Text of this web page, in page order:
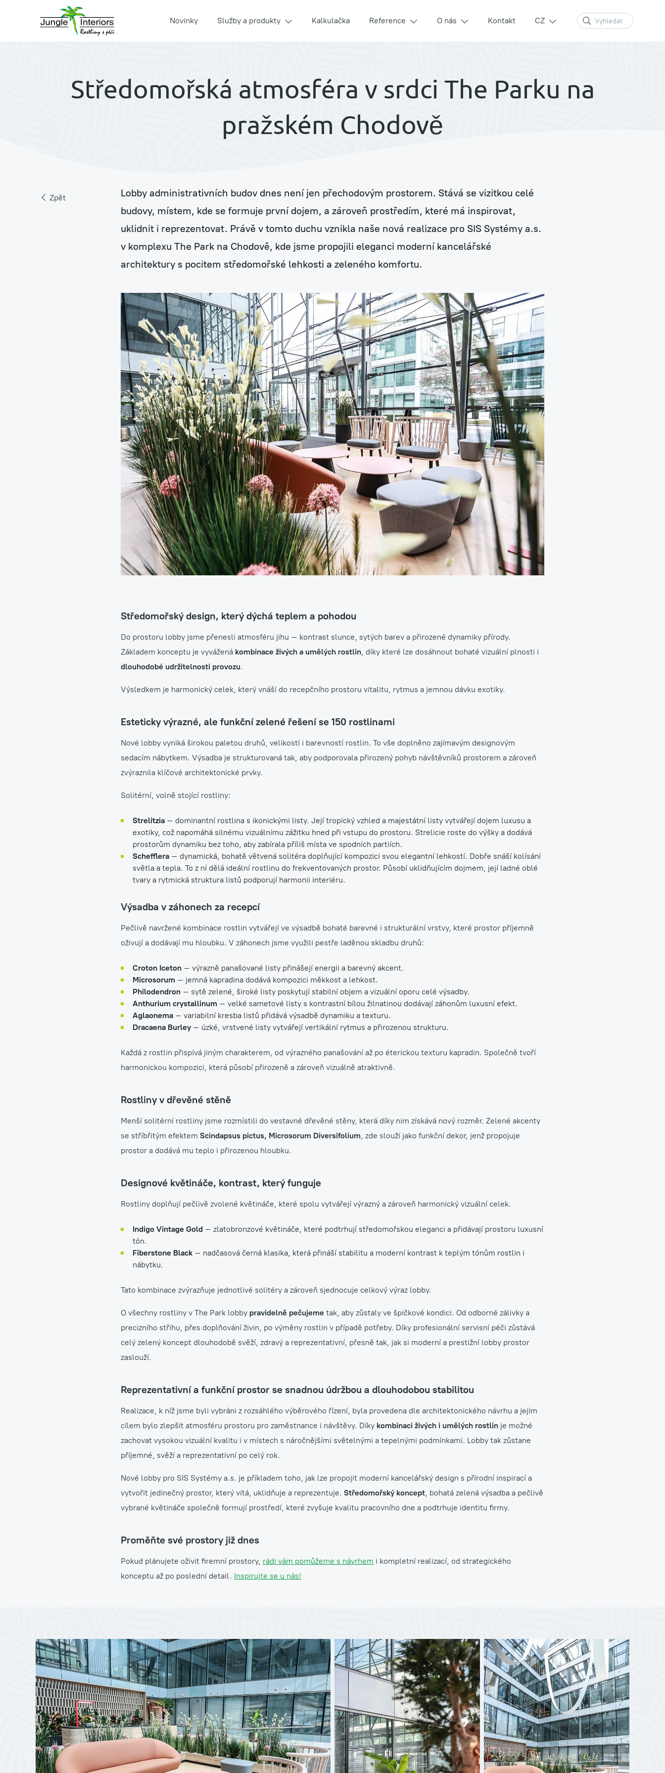
Novinky Služby a produkty
Pronájem rostlin s péčí Zelené stěny a sloupy
Zelené fasády
Mechové stěny a obrazy Jednorázový pronájem na eventy
Revitalizace stávajících rostlin Návrhy, realizace a údržba teras
Návrhy, realizace a údržba exteriérů Aranžmá, floristika, dekorace
Kalkulačka Reference O nás Kontakt CZ
Středomořská atmosféra v srdci The Parku na
pražském Chodově
Zpět
Lobby administrativních budov dnes není jen přechodovým prostorem. Stává se vizitkou celé
budovy, místem, kde se formuje první dojem, a zároveň prostředím, které má inspirovat,
uklidnit i reprezentovat. Právě v tomto duchu vznikla naše nová realizace pro SIS Systémy a.s.
v komplexu The Park na Chodově, kde jsme propojili eleganci moderní kancelářské
architektury s pocitem středomořské lehkosti a zeleného komfortu.
Středomořský design, který dýchá teplem a pohodou
Do prostoru lobby jsme přenesli atmosféru jihu – kontrast slunce, sytých barev a přirozené dynamiky přírody.
Základem konceptu je vyvážená kombinace živých a umělých rostlin , díky které lze dosáhnout bohaté vizuální plnosti i
dlouhodobé udržitelnosti provozu.
Výsledkem je harmonický celek, který vnáší do recepčního prostoru vitalitu, rytmus a jemnou dávku exotiky.
Esteticky výrazné, ale funkční zelené řešení se 150 rostlinami
Nové lobby vyniká širokou paletou druhů, velikostí i barevností rostlin. To vše doplněno zajímavým designovým
sedacím nábytkem. Výsadba je strukturovaná tak, aby podporovala přirozený pohyb návštěvníků prostorem a zároveň
zvýraznila klíčové architektonické prvky.
Solitérní, volně stojící rostliny:
Strelitzia – dominantní rostlina s ikonickými listy. Její tropický vzhled a majestátní listy vytvářejí dojem luxusu a
exotiky, což napomáhá silnému vizuálnímu zážitku hned při vstupu do prostoru. Strelicie roste do výšky a dodává
prostorům dynamiku bez toho, aby zabírala příliš místa ve spodních partiích.
Schefflera – dynamická, bohatě větvená solitéra doplňující kompozici svou elegantní lehkostí. Dobře snáší kolísání
světla a tepla. To z ní dělá ideální rostlinu do frekventovaných prostor. Působí uklidňujícím dojmem, její ladné oblé
tvary a rytmická struktura listů podporují harmonii interiéru.
Výsadba v záhonech za recepcí
Pečlivě navržené kombinace rostlin vytvářejí ve výsadbě bohaté barevné i strukturální vrstvy, které prostor příjemně
oživují a dodávají mu hloubku. V záhonech jsme využili pestře laděnou skladbu druhů:
Croton Iceton – výrazně panašované listy přinášejí energii a barevný akcent.
Microsorum – jemná kapradina dodává kompozici měkkost a lehkost.
Philodendron – sytě zelené, široké listy poskytují stabilní objem a vizuální oporu celé výsadby.
Anthurium crystallinum – velké sametové listy s kontrastní bílou žilnatinou dodávají záhonům luxusní efekt.
Aglaonema – variabilní kresba listů přidává výsadbě dynamiku a texturu.
Dracaena Burley – úzké, vrstvené listy vytvářejí vertikální rytmus a přirozenou strukturu.
Každá z rostlin přispívá jiným charakterem, od výrazného panašování až po éterickou texturu kapradin. Společně tvoří
harmonickou kompozici, která působí přirozeně a zároveň vizuálně atraktivně.
Rostliny v dřevěné stěně
Menší solitérní rostliny jsme rozmístili do vestavné dřevěné stěny, která díky nim získává nový rozměr. Zelené akcenty
se stříbřitým efektem Scindapsus pictus, Microsorum Diversifolium , zde slouží jako funkční dekor, jenž propojuje
prostor a dodává mu teplo i přirozenou hloubku.
Designové květináče, kontrast, který funguje
Rostliny doplňují pečlivě zvolené květináče, které spolu vytvářejí výrazný a zároveň harmonický vizuální celek.
Indigo Vintage Gold – zlatobronzové květináče, které podtrhují středomořskou eleganci a přidávají prostoru luxusní
tón.
Fiberstone Black – nadčasová černá klasika, která přináší stabilitu a moderní kontrast k teplým tónům rostlin i
nábytku.
Tato kombinace zvýrazňuje jednotlivé solitéry a zároveň sjednocuje celkový výraz lobby.
O všechny rostliny v The Park lobby pravidelně pečujeme tak, aby zůstaly ve špičkové kondici. Od odborné zálivky a
precizního střihu, přes doplňování živin, po výměny rostlin v případě potřeby. Díky profesionální servisní péči zůstává
celý zelený koncept dlouhodobě svěží, zdravý a reprezentativní, přesně tak, jak si moderní a prestižní lobby prostor
zaslouží.
Reprezentativní a funkční prostor se snadnou údržbou a dlouhodobou stabilitou
Realizace, k níž jsme byli vybráni z rozsáhlého výběrového řízení, byla provedena dle architektonického návrhu a jejím
cílem bylo zlepšit atmosféru prostoru pro zaměstnance i návštěvy. Díky kombinaci živých i umělých rostlin je možné
zachovat vysokou vizuální kvalitu i v místech s náročnějšími světelnými a tepelnými podmínkami. Lobby tak zůstane
příjemné, svěží a reprezentativní po celý rok.
Nové lobby pro SIS Systémy a.s. je příkladem toho, jak lze propojit moderní kancelářský design s přírodní inspirací a
vytvořit jedinečný prostor, který vítá, uklidňuje a reprezentuje. Středomořský koncept , bohatá zelená výsadba a pečlivě
vybrané květináče společně formují prostředí, které zvyšuje kvalitu pracovního dne a podtrhuje identitu firmy.
Proměňte své prostory již dnes
Pokud plánujete oživit firemní prostory, rádi vám pomůžeme s návrhem i kompletní realizací, od strategického
konceptu až po poslední detail. Inspirujte se u nás!